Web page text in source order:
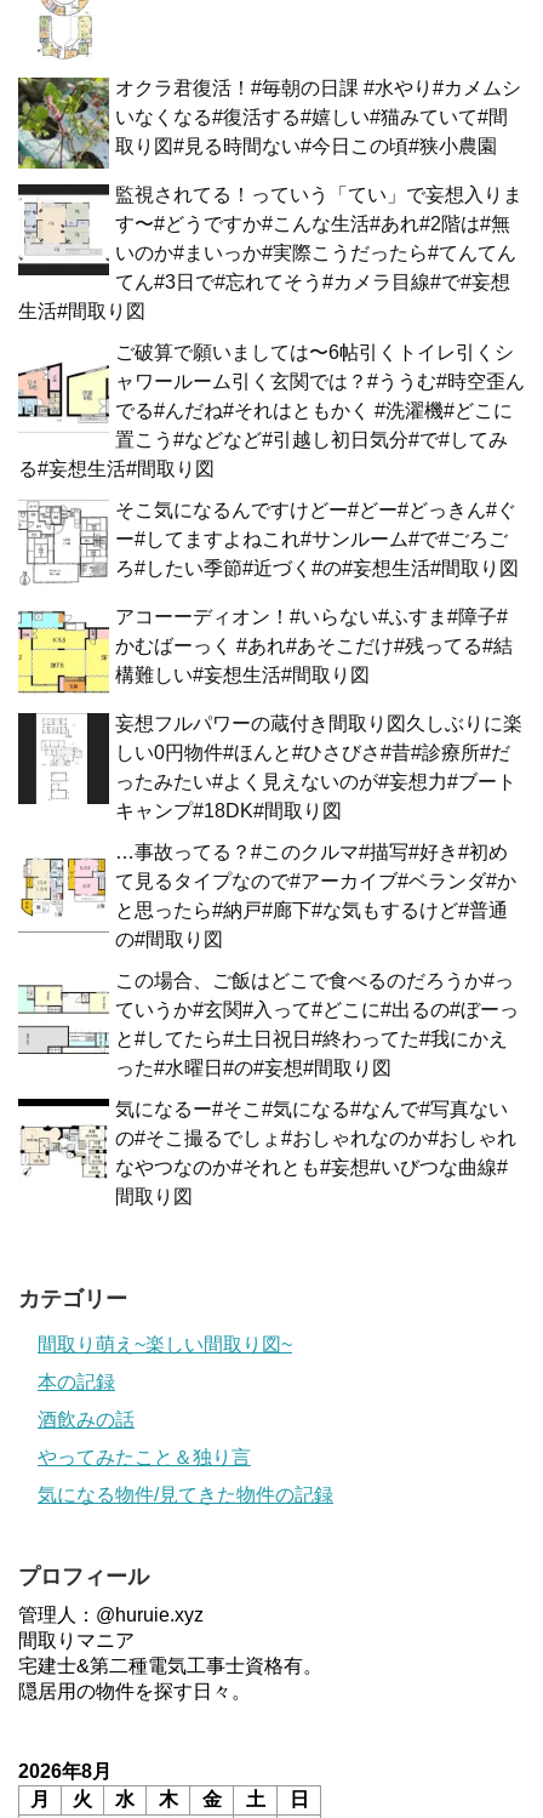
オクラ君復活！#毎朝の日課 #水やり#カメムシ
いなくなる#復活する#嬉しい#猫みていて#間
取り図#見る時間ない#今日この頃#狭小農園
監視されてる！っていう「てい」で妄想入りま
す〜#どうですか#こんな生活#あれ#2階は#無
いのか#まいっか#実際こうだったら#てんてん
てん#3日で#忘れてそう#カメラ目線#で#妄想
生活#間取り図
ご破算で願いましては〜6帖引くトイレ引くシ
ャワールーム引く玄関では？#ううむ#時空歪ん
でる#んだね#それはともかく #洗濯機#どこに
置こう#などなど#引越し初日気分#で#してみ
る#妄想生活#間取り図
そこ気になるんですけどー#どー#どっきん#ぐ
ー#してますよねこれ#サンルーム#で#ごろご
ろ#したい季節#近づく#の#妄想生活#間取り図
アコーーディオン！#いらない#ふすま#障子#
かむばーっく #あれ#あそこだけ#残ってる#結
構難しい#妄想生活#間取り図
妄想フルパワーの蔵付き間取り図久しぶりに楽
しい0円物件#ほんと#ひさびさ#昔#診療所#だ
ったみたい#よく見えないのが#妄想力#ブート
キャンプ#18DK#間取り図
…事故ってる？#このクルマ#描写#好き#初め
て見るタイプなので#アーカイブ#ベランダ#か
と思ったら#納戸#廊下#な気もするけど#普通
の#間取り図
この場合、ご飯はどこで食べるのだろうか#っ
ていうか#玄関#入って#どこに#出るの#ぼーっ
と#してたら#土日祝日#終わってた#我にかえ
った#水曜日#の#妄想#間取り図
気になるー#そこ#気になる#なんで#写真ない
の#そこ撮るでしょ#おしゃれなのか#おしゃれ
なやつなのか#それとも#妄想#いびつな曲線#
間取り図
カテゴリー
間取り萌え~楽しい間取り図~
本の記録
酒飲みの話
やってみたこと＆独り言
気になる物件/見てきた物件の記録
プロフィール
管理人：@huruie.xyz
間取りマニア
宅建士&第二種電気工事士資格有。
隠居用の物件を探す日々。
2026年8月
月
火 水 木 金 土
日